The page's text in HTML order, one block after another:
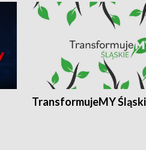
TransformujeMY